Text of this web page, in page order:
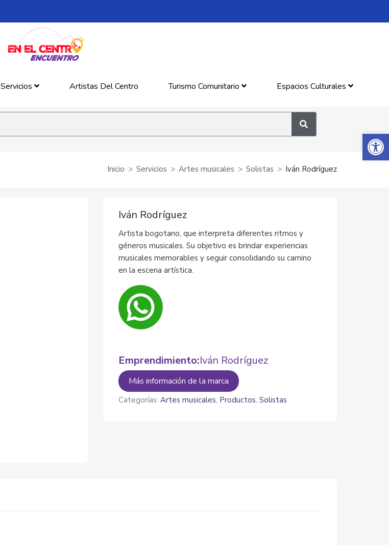
Abrir
Servicios Artistas Del Centro Turismo Comunitario Espacios Culturales
Inicio Servicios Artes musicales Solistas Iván Rodríguez
Iván Rodríguez
Artista bogotano, que interpreta diferentes ritmos y
géneros musicales. Su objetivo es brindar experiencias
musicales memorables y seguir consolidando su camino
en la escena artística.
Emprendimiento:Iván Rodríguez
Más información de la marca
Categorías:Artes musicales, Productos,Solistas